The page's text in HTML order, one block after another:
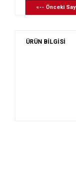
«-- Önceki
ÜRÜN BİLGİSİ